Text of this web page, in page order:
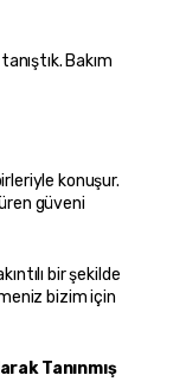
Bakım
konuşur.
güveni
bir şekilde
bizim için
Tanınmış